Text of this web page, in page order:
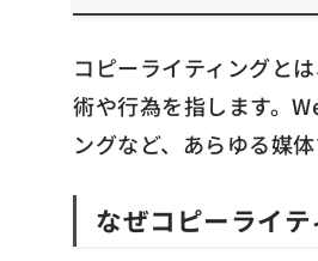
コピーライティングと
術や行為を指します。
ングなど、あらゆる媒
なぜコピーライ